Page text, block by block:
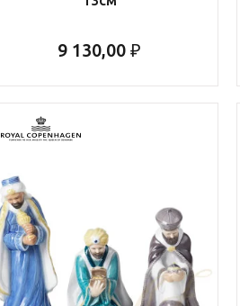
9 130,00 ₽